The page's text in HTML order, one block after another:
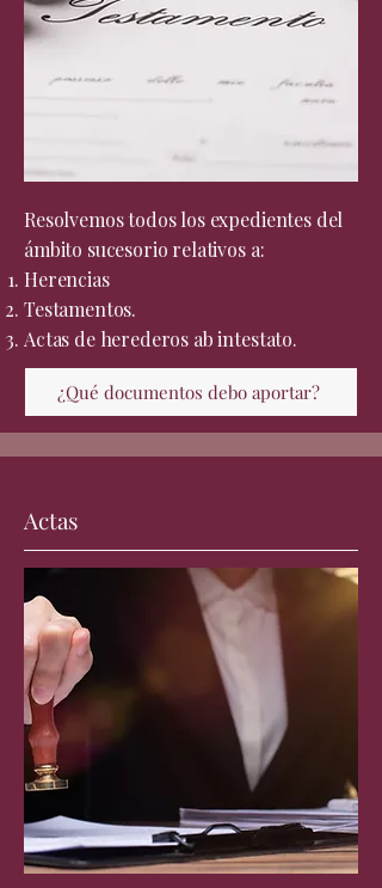
Resolvemos todos los expedientes del
ámbito sucesorio relativos a:
Herencias
Testamentos.
Actas de herederos ab intestato. ​
¿Qué documentos debo aportar?
Actas